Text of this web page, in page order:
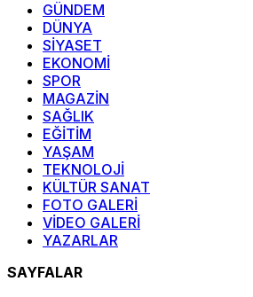
GÜNDEM
DÜNYA
SİYASET
EKONOMİ
SPOR
MAGAZİN
SAĞLIK
EĞİTİM
YAŞAM
TEKNOLOJİ
KÜLTÜR SANAT
FOTO GALERİ
VİDEO GALERİ
YAZARLAR
SAYFALAR